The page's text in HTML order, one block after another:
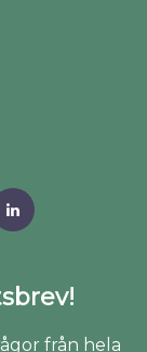
från hela